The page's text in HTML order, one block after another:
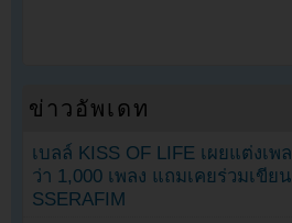
ข่าวอัพเดท
เบลล์ KISS OF LIFE เผยแต่งเพ
ว่า 1,000 เพลง แถมเคยร่วมเขีย
SSERAFIM